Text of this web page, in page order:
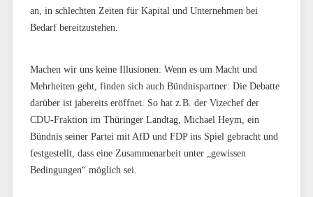
an, in schlechten Zeiten für Kapital und Unternehmen bei
Bedarf bereitzustehen.
Machen wir uns keine Illusionen: Wenn es um Macht und
Mehrheiten geht, finden sich auch Bündnispartner: Die Debatte
darüber ist jabereits eröffnet. So hat z.B. der Vizechef der
CDU-Fraktion im Thüringer Landtag, Michael Heym, ein
Bündnis seiner Partei mit AfD und FDP ins Spiel gebracht und
festgestellt, dass eine Zusammenarbeit unter „gewissen
Bedingungen“ möglich sei.